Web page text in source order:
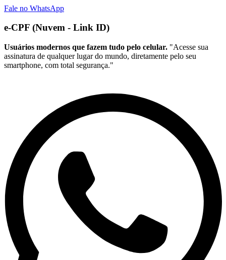
Fale no WhatsApp
e-CPF (Nuvem - Link ID)
Usuários modernos que fazem tudo pelo celular. "Acesse sua
assinatura de qualquer lugar do mundo, diretamente pelo seu
smartphone, com total segurança."